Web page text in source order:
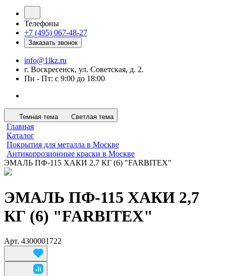
Телефоны
+7 (495) 067-48-27
Заказать звонок
info@1lkz.ru
г. Воскресенск, ул. Советская, д. 2.
Пн - Пт: с 9:00 до 18:00
Темная тема Светлая тема
Главная
Каталог
Покрытия для металла в Москве
Антикоррозионные краски в Москве
ЭМАЛЬ ПФ-115 ХАКИ 2,7 КГ (6) "FARBITEX"
ЭМАЛЬ ПФ-115 ХАКИ 2,7
КГ (6) "FARBITEX"
Арт. 4300001722